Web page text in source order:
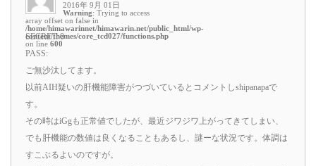
2016年 9月 01日
Warning: Trying to access
array offset on false in
/home/himawarinnet/himawarin.net/public_html/wp-
content/themes/core_tcd027/functions.php
on line 600
SECRET: 0
PASS:
ご無沙汰してます。
以前AIH疑いの肝機能障害がつづいているとコメントしshipanapaで
す。
その時はiGgも正常値でしたが、最近ジワジワ上がってきてしまい、
でも肝機能の数値は良くなることもあるし、謎ーな状況です。体調は
すこぶるよいのですが。